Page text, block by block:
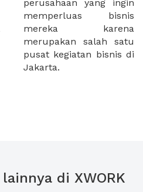
Jakarta.
di XWORK